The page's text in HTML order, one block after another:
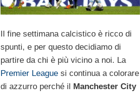
Il fine settimana calcistico è ricco di
spunti, e per questo decidiamo di
partire da chi è più vicino a noi. La
Premier Leaguesi continua a colorare
di azzurro perché il Manchester City